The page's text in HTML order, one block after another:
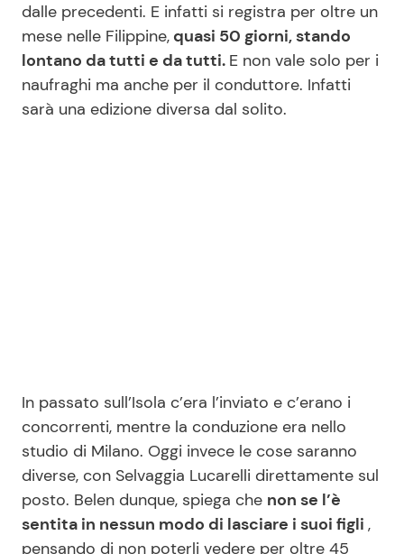
dalle precedenti. E infatti si registra per oltre un
mese nelle Filippine, quasi 50 giorni, stando
lontano da tutti e da tutti. E non vale solo per i
naufraghi ma anche per il conduttore. Infatti
sarà una edizione diversa dal solito.
In passato sull’Isola c’era l’inviato e c’erano i
concorrenti, mentre la conduzione era nello
studio di Milano. Oggi invece le cose saranno
diverse, con Selvaggia Lucarelli direttamente sul
posto. Belen dunque, spiega che non se l’è
sentita in nessun modo di lasciare i suoi figli ,
pensando di non poterli vedere per oltre 45